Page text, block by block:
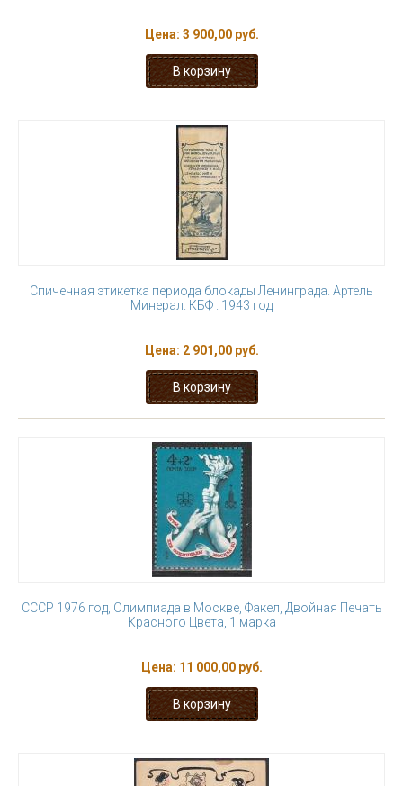
Цена: 3 900,00 руб.
Спичечная этикетка периода блокады Ленинграда. Артель
Минерал. КБФ . 1943 год
Цена: 2 901,00 руб.
СССР 1976 год, Олимпиада в Москве, Факел, Двойная Печать
Красного Цвета, 1 марка
Цена: 11 000,00 руб.